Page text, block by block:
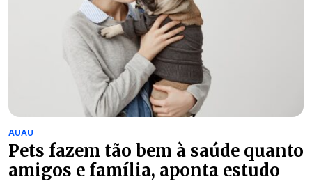
AUAU
Pets fazem tão bem à saúde quanto
amigos e família, aponta estudo